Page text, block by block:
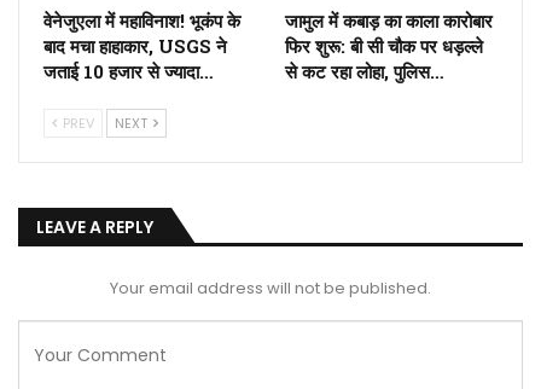
वेनेजुएला में महाविनाश! भूकंप के
बाद मचा हाहाकार, USGS ने
जताई 10 हजार से ज्यादा…
जामुल में कबाड़ का काला कारोबार
फिर शुरू: बी सी चौक पर धड़ल्ले
से कट रहा लोहा, पुलिस…
PREV NEXT
LEAVE A REPLY
Your email address will not be published.